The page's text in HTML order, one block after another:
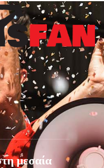
μεσαία